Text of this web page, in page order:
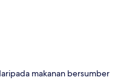
makanan bersumber